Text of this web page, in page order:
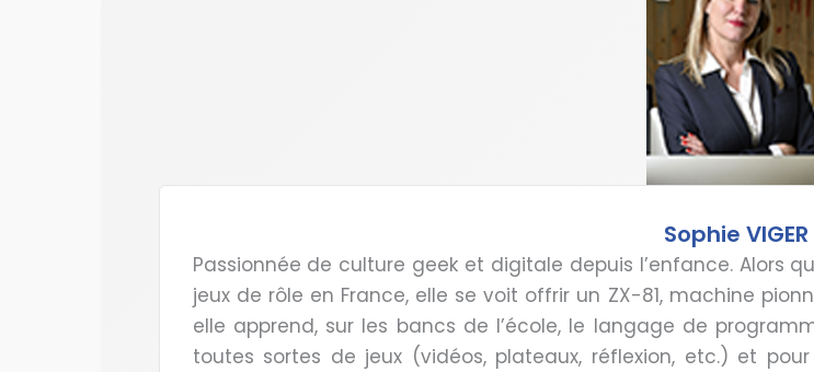
Sophie VIGER
Passionnée de culture geek et digitale depuis l’enfance. Alors
jeux de rôle en France, elle se voit offrir un ZX-81, machine
elle apprend, sur les bancs de l’école, le langage de
toutes sortes de jeux (vidéos, plateaux, réflexion, etc.) et